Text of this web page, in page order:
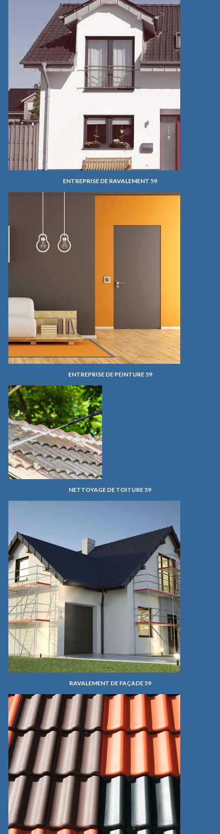
ENTREPRISE DE RAVALEMENT 59
ENTREPRISE DE PEINTURE 59
NETTOYAGE DE TOITURE 59
RAVALEMENT DE FAÇADE 59